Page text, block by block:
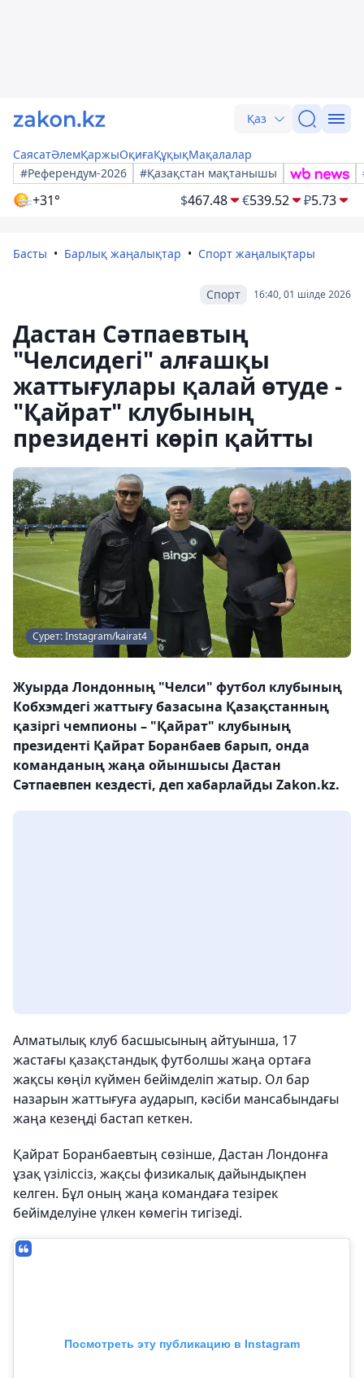
Қаз
СаясатӘлемҚаржыОқиғаҚұқықМақалалар
#Референдум-2026
#Қазақстан мақтанышы
+31° $467.48 €539.52 ₽5.73
Басты Барлық жаңалықтар Спорт жаңалықтары
16:40, 01 шілде 2026
Спорт
Дастан Сәтпаевтың
"Челсидегі" алғашқы
жаттығулары қалай өтуде -
"Қайрат" клубының
президенті көріп қайтты
Сурет: Instagram/kairat4
Жуырда Лондонның "Челси" футбол клубының
Кобхэмдегі жаттығу базасына Қазақстанның
қазіргі чемпионы – "Қайрат" клубының
президенті Қайрат Боранбаев барып, онда
команданың жаңа ойыншысы Дастан
Сәтпаевпен кездесті, деп хабарлайды Zakon.kz.
Алматылық клуб басшысының айтуынша, 17
жастағы қазақстандық футболшы жаңа ортаға
жақсы көңіл күймен бейімделіп жатыр. Ол бар
назарын жаттығуға аударып, кәсіби мансабындағы
жаңа кезеңді бастап кеткен.
Қайрат Боранбаевтың сөзінше, Дастан Лондонға
ұзақ үзіліссіз, жақсы физикалық дайындықпен
келген. Бұл оның жаңа командаға тезірек
бейімделуіне үлкен көмегін тигізеді.
Посмотреть эту публикацию в Instagram